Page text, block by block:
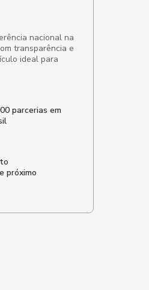
nacional na
transparência e
ideal para
parcerias em
próximo